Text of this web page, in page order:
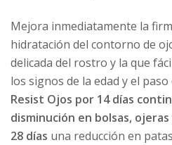
Mejora inmediatamente la
hidratación del contorno de
delicada del rostro y la que
los signos de la edad y el
Resist Ojos por 14 días
disminución en bolsas,
28 días una reducción en